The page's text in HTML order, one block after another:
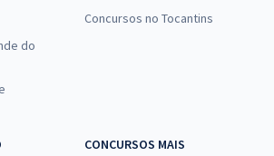
do
Concursos no Tocantins
CONCURSOS MAIS